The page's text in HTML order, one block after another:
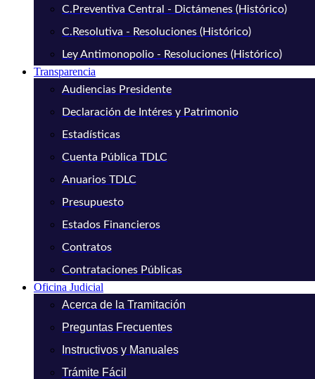
C.Preventiva Central - Dictámenes (Histórico)
C.Resolutiva - Resoluciones (Histórico)
Ley Antimonopolio - Resoluciones (Histórico)
Transparencia
Audiencias Presidente
Declaración de Intéres y Patrimonio
Estadísticas
Cuenta Pública TDLC
Anuarios TDLC
Presupuesto
Estados Financieros
Contratos
Contrataciones Públicas
Oficina Judicial
Acerca de la Tramitación
Preguntas Frecuentes
Instructivos y Manuales
Trámite Fácil